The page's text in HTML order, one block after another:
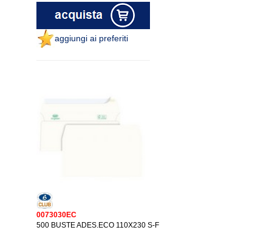
aggiungi ai preferiti
0073030EC
500 BUSTE ADES.ECO 110X230 S-F